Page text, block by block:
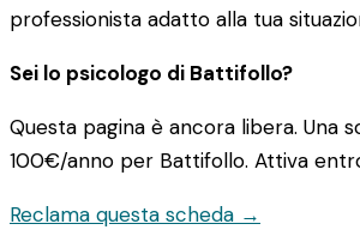
professionista adatto alla tua
Sei lo psicologo di Battifollo?
Questa pagina è ancora libera. Una
100€/anno per Battifollo. Attiva
Reclama questa scheda →